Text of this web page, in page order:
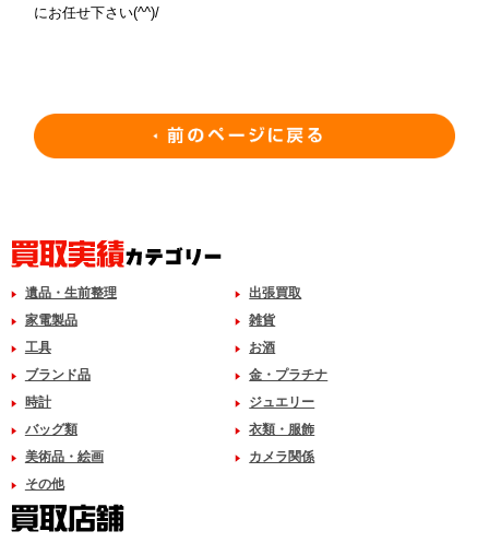
にお任せ下さい(^^)/
遺品・生前整理
出張買取
家電製品
雑貨
工具
お酒
ブランド品
金・プラチナ
時計
ジュエリー
バッグ類
衣類・服飾
美術品・絵画
カメラ関係
その他